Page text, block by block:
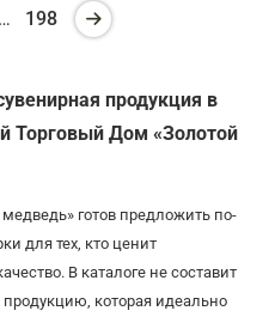
… 198
продукция в
Торговый Дом «Золотой
готов предложить по-
для тех, кто ценит
В каталоге не составит
которая идеально